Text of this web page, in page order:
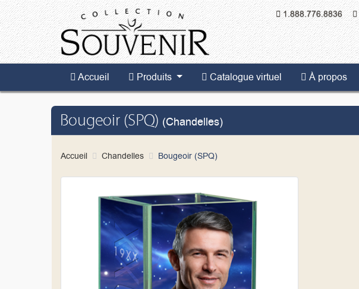
1.888.776.8836
Accueil
Accueil Produits
Produits Catalogue virtuel
Catalogue virtuel À propos
À propos
Bougeoir (SPQ) (Chandelles)
Accueil Chandelles Bougeoir (SPQ)